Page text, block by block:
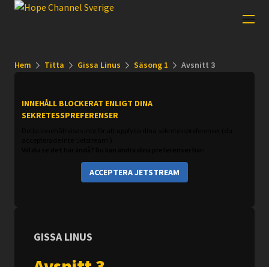
Hem Titta Gissa Linus Säsong 1 Avsnitt 3
INNEHÅLL BLOCKERAT ENLIGT DINA
SEKRETESSPREFERENSER
ACCEPTERA JETSTREAM
GISSA LINUS